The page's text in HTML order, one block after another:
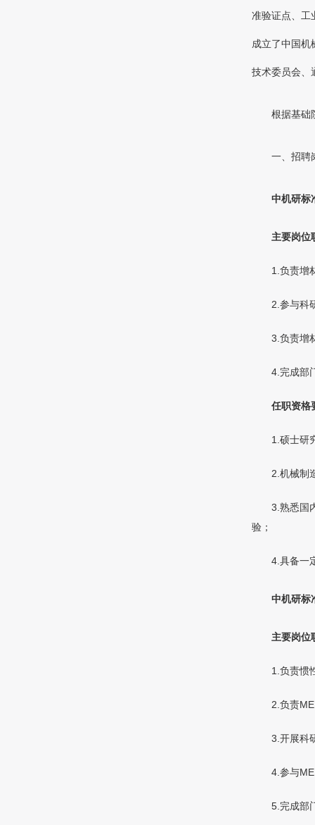
准验证点、工
成立了中国机
技术委员会、
根据基础
一、招聘
中机研标
主要岗位
1.负责增
2.参与科
3.负责增
4.完成部
任职资格
1.硕士研
2.机械制
3.熟悉国
验；
4.具备一
中机研标
主要岗位
1.负责惯
2.负责
3.开展科
4.参与
5.完成部